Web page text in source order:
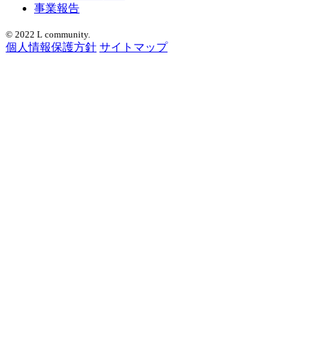
事業報告
© 2022 L community.
個人情報保護方針 サイトマップ